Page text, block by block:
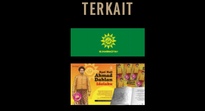
TERKAIT